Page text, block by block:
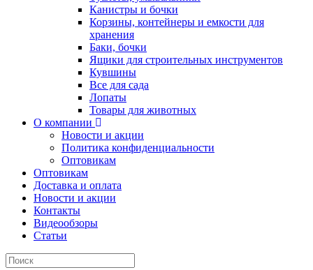
Канистры и бочки
Корзины, контейнеры и емкости для
хранения
Баки, бочки
Ящики для строительных инструментов
Кувшины
Все для сада
Лопаты
Товары для животных
О компании
Новости и акции
Политика конфиденциальности
Оптовикам
Оптовикам
Доставка и оплата
Новости и акции
Контакты
Видеообзоры
Статьи